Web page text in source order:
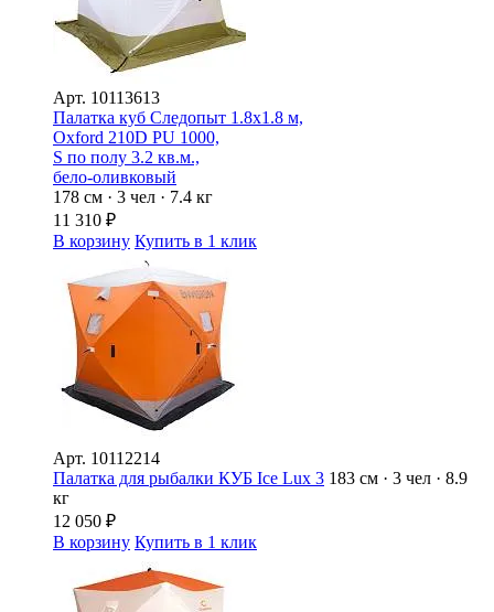
Арт. 10113613
Палатка куб Следопыт 1.8х1.8 м,
Oxford 210D PU 1000,
S по полу 3.2 кв.м.,
бело-оливковый
178 см · 3 чел · 7.4 кг
11 310 ₽
В корзину Купить в 1 клик
Арт. 10112214
Палатка для рыбалки КУБ Ice Lux 3 183 см · 3 чел · 8.9
кг
12 050 ₽
В корзину Купить в 1 клик